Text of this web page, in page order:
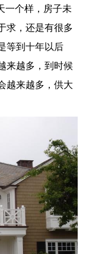
一个样，房子未
求，还是有很多
等到十年以后
来越多，到时候
越来越多，供大